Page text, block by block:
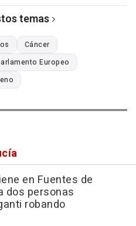
temas
Cáncer
Europeo
en Fuentes de
dos personas
robando